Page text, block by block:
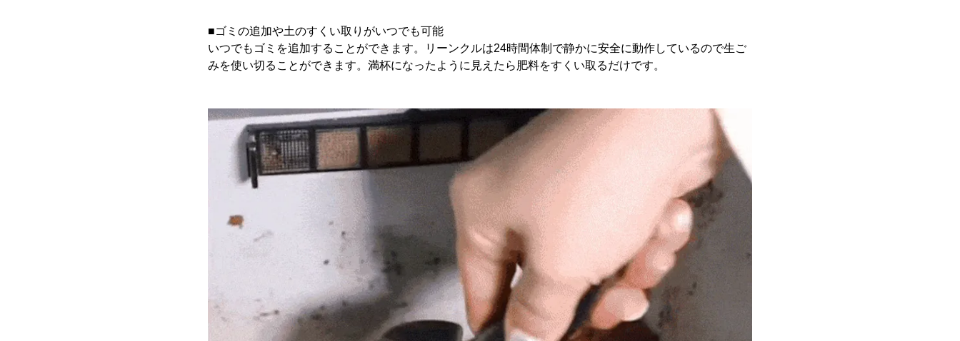
■ゴミの追加や土のすくい取りがいつでも可能
いつでもゴミを追加することができます。リーンクルは24時間体制で静かに安全に動作しているので生ご
みを使い切ることができます。満杯になったように見えたら肥料をすくい取るだけです。